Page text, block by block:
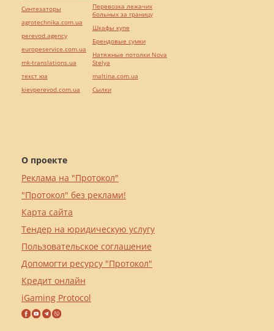
О проекте
Реклама на "Протокол"
"Протокол" без реклами!
Карта сайта
Тендер на юридическую услугу
Пользовательское соглашение
Допомогти ресурсу "Протокол"
Кредит онлайн
iGaming Protocol
Синтезаторы
agrotechnika.com.ua
perevod.agency
europeservice.com.ua
mk-translations.ua
текст юа
kievperevod.com.ua
Перевозка лежачих
больных за границу
Шкафы купе
Брендовые сумки
Натяжные потолки Nova
Stelya
maltina.com.ua
Cылки